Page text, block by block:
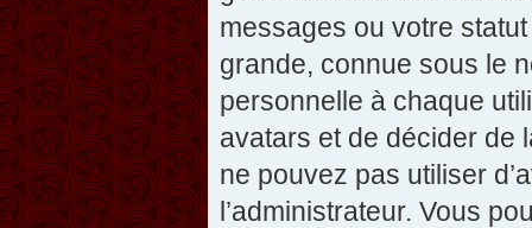
messages ou votre
grande, connue sous le
personnelle à chaque
avatars et de décider de
ne pouvez pas utiliser
l’administrateur. Vous